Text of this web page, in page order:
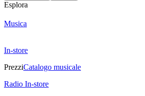
Esplora
Musica
In-store
PrezziCatalogo musicale
Radio In-store